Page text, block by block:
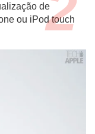
de
ou iPod touch